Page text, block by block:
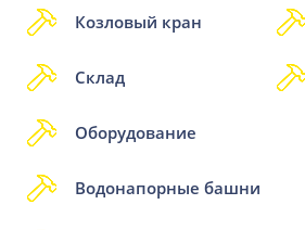
Козловый кран
Склад
Оборудование
Водонапорные башни